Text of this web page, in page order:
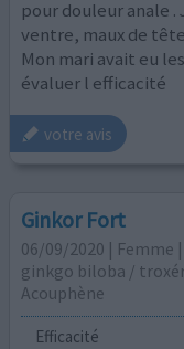
pour douleur anale .
ventre, maux de
Mon mari avait eu
évaluer l efficacité
votre avis
Ginkor Fort
06/09/2020 | Femme
ginkgo biloba /
Acouphène
Efficacité